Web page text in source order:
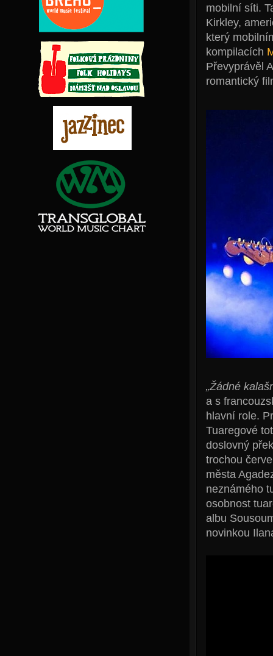
mobilní síti.
Kirkley,
který
kompilacích
Převyprávěl
romantický
„Žádné
a s
hlavní role.
Tuaregové
doslovný
trochou
města
neznámého
osobnost
albu
novinkou